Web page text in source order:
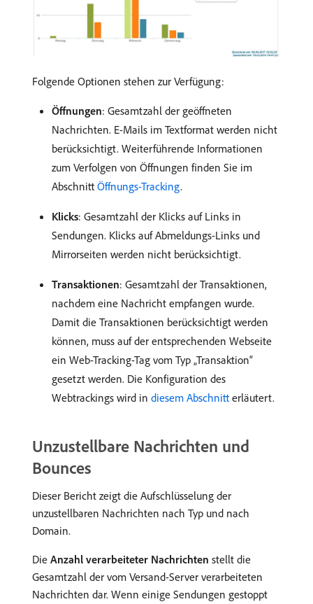
Folgende Optionen stehen zur Verfügung:
Öffnungen: Gesamtzahl der geöffneten
Nachrichten. E-Mails im Textformat werden nicht
berücksichtigt. Weiterführende Informationen
zum Verfolgen von Öffnungen finden Sie im
Abschnitt Öffnungs-Tracking.
Klicks: Gesamtzahl der Klicks auf Links in
Sendungen. Klicks auf Abmeldungs-Links und
Mirrorseiten werden nicht berücksichtigt.
Transaktionen: Gesamtzahl der Transaktionen,
nachdem eine Nachricht empfangen wurde.
Damit die Transaktionen berücksichtigt werden
können, muss auf der entsprechenden Webseite
ein Web-Tracking-Tag vom Typ „Transaktion“
gesetzt werden. Die Konfiguration des
Webtrackings wird in diesem Abschnitt erläutert.
Unzustellbare Nachrichten und
Bounces
Dieser Bericht zeigt die Aufschlüsselung der
unzustellbaren Nachrichten nach Typ und nach
Domain.
Die Anzahl verarbeiteter Nachrichten stellt die
Gesamtzahl der vom Versand-Server verarbeiteten
Nachrichten dar. Wenn einige Sendungen gestoppt